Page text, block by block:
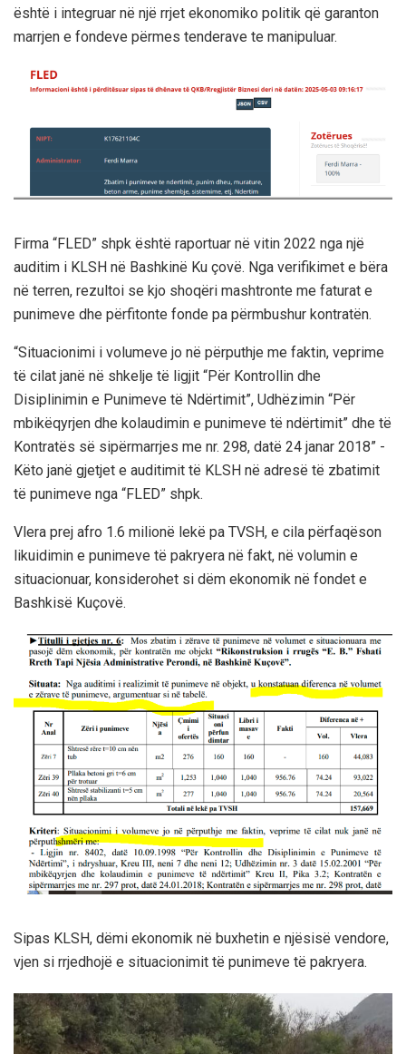
është i integruar në një rrjet ekonomiko politik që garanton
marrjen e fondeve përmes tenderave te manipuluar.
Firma “FLED” shpk është raportuar në vitin 2022 nga një
auditim i KLSH në Bashkinë Ku çovë. Nga verifikimet e bëra
në terren, rezultoi se kjo shoqëri mashtronte me faturat e
punimeve dhe përfitonte fonde pa përmbushur kontratën.
“Situacionimi i volumeve jo në përputhje me faktin, veprime
të cilat janë në shkelje të ligjit “Për Kontrollin dhe
Disiplinimin e Punimeve të Ndërtimit”, Udhëzimin “Për
mbikëqyrjen dhe kolaudimin e punimeve të ndërtimit” dhe të
Kontratës së sipërmarrjes me nr. 298, datë 24 janar 2018” -
Këto janë gjetjet e auditimit të KLSH në adresë të zbatimit
të punimeve nga “FLED” shpk.
Vlera prej afro 1.6 milionë lekë pa TVSH, e cila përfaqëson
likuidimin e punimeve të pakryera në fakt, në volumin e
situacionuar, konsiderohet si dëm ekonomik në fondet e
Bashkisë Kuçovë.
Sipas KLSH, dëmi ekonomik në buxhetin e njësisë vendore,
vjen si rrjedhojë e situacionimit të punimeve të pakryera.